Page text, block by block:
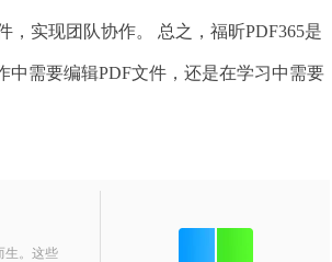
实现团队协作。 总之，福昕PDF365是
需要编辑PDF文件，还是在学习中需要
生。这些